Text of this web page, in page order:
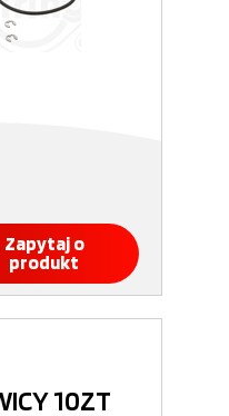
Zapytaj o
produkt
10ZT